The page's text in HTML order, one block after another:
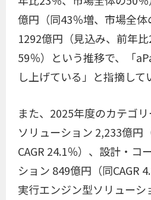
億円（同43％増、市場全
1292億円（見込み、前年
59％）という推移で、「
し上げている」と指摘して
また、2025年度のカテゴ
ソリューション 2,233億円
CAGR 24.1％）、設計・コ
ション 849億円（同CAGR
実行エンジン型ソリューシ